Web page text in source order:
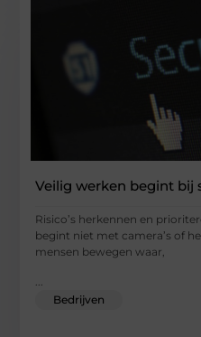
Veilig werken begint bij
Risico’s herkennen en
begint niet met camera’s of
mensen bewegen waar,
Bedrijven